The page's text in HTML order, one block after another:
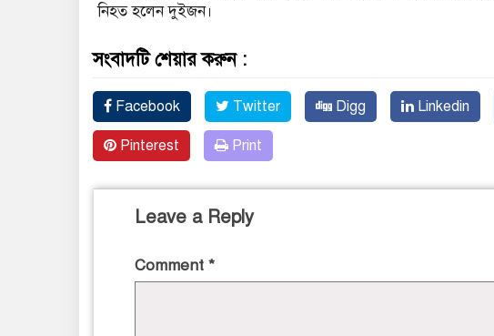
নিহত হলেন দুইজন।
সংবাদটি শেয়ার করুন :
Facebook Twitter Digg Linkedin
Pinterest Print
Leave a Reply
Comment *